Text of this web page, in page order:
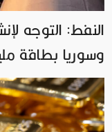
النفط: التوجه
وسوريا بطاقة